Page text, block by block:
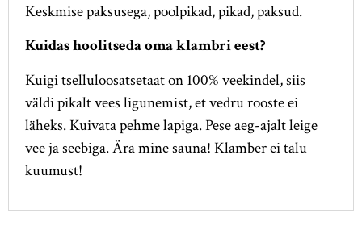
Keskmise paksusega, poolpikad, pikad, paksud.
Kuidas hoolitseda oma klambri eest?
Kuigi tselluloosatsetaat on 100% veekindel, siis
väldi pikalt vees ligunemist, et vedru rooste ei
läheks. Kuivata pehme lapiga. Pese aeg-ajalt leige
vee ja seebiga. Ära mine sauna! Klamber ei talu
kuumust!